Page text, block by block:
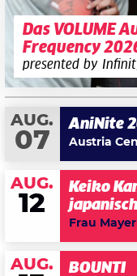
Das VOLUME
Frequency
presented by
AUG.
07
AniNite
Austria
AUG.
12
Keiko
Frau Mayer
AUG. BOUNTI